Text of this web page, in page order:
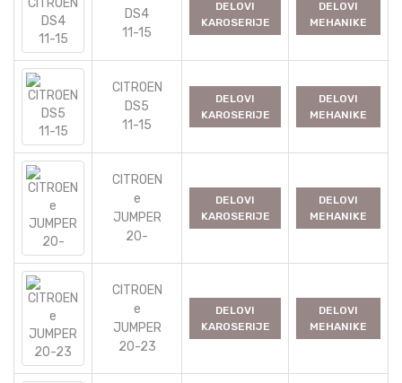
DS4
11-15
DELOVI
KAROSERIJE
DELOVI
MEHANIKE
CITROEN
DS5
11-15
DELOVI
KAROSERIJE
DELOVI
MEHANIKE
CITROEN
e
JUMPER
20-
DELOVI
KAROSERIJE
DELOVI
MEHANIKE
CITROEN
e
JUMPER
20-23
DELOVI
KAROSERIJE
DELOVI
MEHANIKE